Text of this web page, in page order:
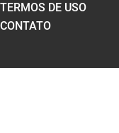
TERMOS DE USO
CONTATO